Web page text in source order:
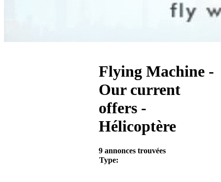
Flying Machine -
Our current
offers -
Hélicoptère
9 annonces trouvées
Type: